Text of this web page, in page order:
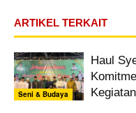
ARTIKEL TERKAIT
Seni & Budaya
Haul